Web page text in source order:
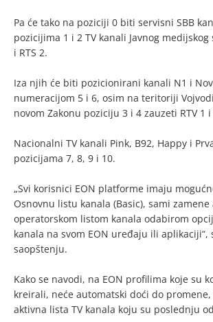
Pa će tako na poziciji 0 biti servisni SBB
pozicijima 1 i 2 TV kanali Javnog medijskog
i RTS 2.
Iza njih će biti pozicionirani kanali N1 i
numeracijom 5 i 6, osim na teritoriji
novom Zakonu poziciju 3 i 4 zauzeti RTV 1 i
Nacionalni TV kanali Pink, B92, Happy i
pozicijama 7, 8, 9 i 10.
„Svi korisnici EON platforme imaju
Osnovnu listu kanala (Basic), sami
operatorskom listom kanala odabirom
kanala na svom EON uređaju ili aplikaciji“,
saopštenju.
Kako se navodi, na EON profilima koje su
kreirali, neće automatski doći do
aktivna lista TV kanala koju su poslednju